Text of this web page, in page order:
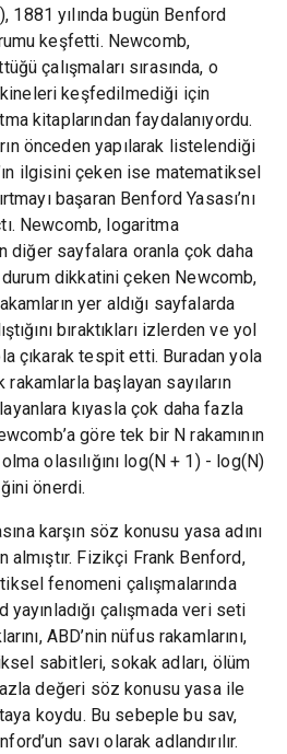
1881 yılında bugün Benford
keşfetti. Newcomb,
çalışmaları sırasında, o
keşfedilmediği için
kitaplarından faydalanıyordu.
önceden yapılarak listelendiği
ilgisini çeken ise matematiksel
başaran Benford Yasası’nı
Newcomb, logaritma
diğer sayfalara oranla çok daha
durum dikkatini çeken Newcomb,
yer aldığı sayfalarda
bıraktıkları izlerden ve yol
çıkarak tespit etti. Buradan yola
başlayan sayıların
kıyasla çok daha fazla
göre tek bir N rakamının
olasılığını log(N + 1) - log(N)
önerdi.
karşın söz konusu yasa adını
almıştır. Fizikçi Frank Benford,
fenomeni çalışmalarında
çalışmada veri seti
ABD’nin nüfus rakamlarını,
sabitleri, sokak adları, ölüm
değeri söz konusu yasa ile
koydu. Bu sebeple bu sav,
savı olarak adlandırılır.